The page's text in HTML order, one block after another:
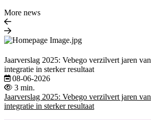
More news
Jaarverslag 2025: Vebego verzilvert jaren van
integratie in sterker resultaat
08-06-2026
3 min.
Jaarverslag 2025: Vebego verzilvert jaren van
integratie in sterker resultaat